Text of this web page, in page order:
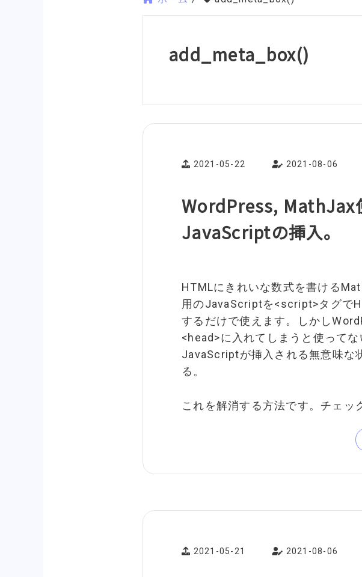
add_meta_box()
2021-05-22 2021-08-06
WordPress, MathJax
JavaScriptの挿入。
HTMLにきれいな数式を書ける
用のJavaScriptを<script>タグで
するだけで使えます。しかし
<head>に入れてしまうと使ってな
JavaScriptが挿入される無意味な
る。
これを解消する方法です。チェッ
2021-05-21 2021-08-06